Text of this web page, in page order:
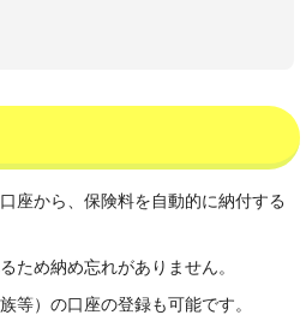
座から、保険料を自動的に納付する
ため納め忘れがありません。
等）の口座の登録も可能です。